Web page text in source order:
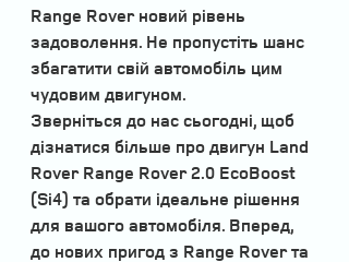
Range Rover новий рівень
задоволення. Не пропустіть шанс
збагатити свій автомобіль цим
чудовим двигуном.
Зверніться до нас сьогодні, щоб
дізнатися більше про двигун Land
Rover Range Rover 2.0 EcoBoost
(Si4) та обрати ідеальне рішення
для вашого автомобіля. Вперед,
до нових пригод з Range Rover та